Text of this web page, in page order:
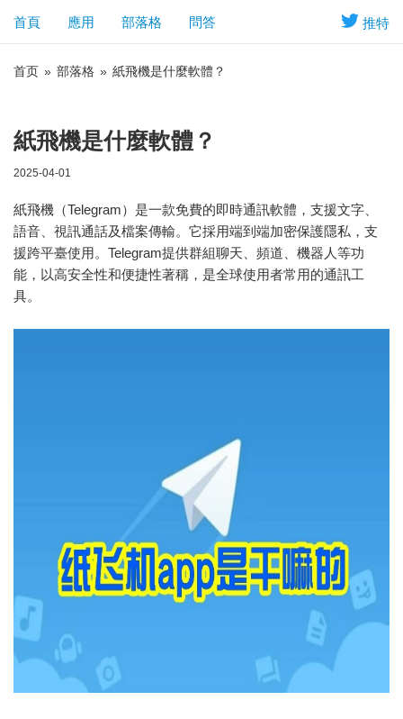
推特
首頁 應用 部落格 問答
首页 » 部落格 » 紙飛機是什麼軟體？
紙飛機是什麼軟體？
2025-04-01
紙飛機（Telegram）是一款免費的即時通訊軟體，支援文字、
語音、視訊通話及檔案傳輸。它採用端到端加密保護隱私，支
援跨平臺使用。Telegram提供群組聊天、頻道、機器人等功
能，以高安全性和便捷性著稱，是全球使用者常用的通訊工
具。